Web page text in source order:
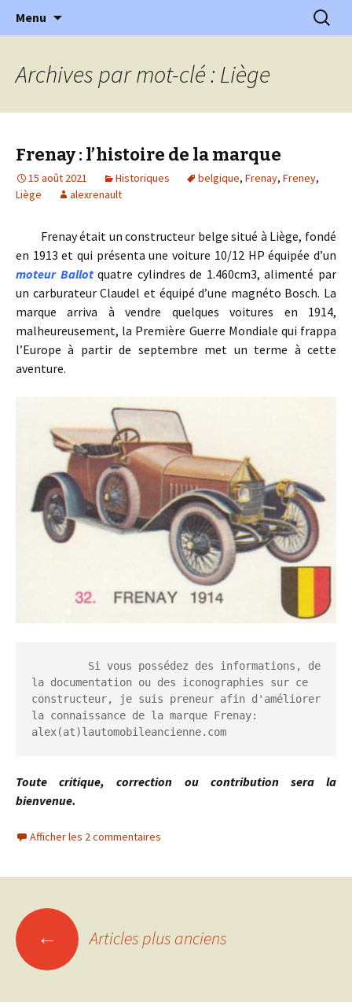
l'Automobile Ancienne
l'automobile ancienne : articles, historiques
…
Menu
Archives par mot-clé : Liège
Frenay : l’histoire de la marque
15 août 2021 Historiques belgique, Frenay, Freney,
Liège
alexrenault
Frenay était un constructeur belge situé à Liège, fondé
en 1913 et qui présenta une voiture 10/12 HP équipée d’un
moteur Ballotquatre cylindres de 1.460cm3, alimenté par
un carburateur Claudel et équipé d’une magnéto Bosch. La
marque arriva à vendre quelques voitures en 1914,
malheureusement, la Première Guerre Mondiale qui frappa
l’Europe à partir de septembre met un terme à cette
aventure.
la documentation ou des iconographies sur ce
constructeur, je suis preneur afin d'améliorer
la connaissance de la marque Frenay:
alex(at)lautomobileancienne.com
Toute critique, correction ou contribution sera la
bienvenue.
Afficher les 2 commentaires
Navigation
des
← Articles plus anciens